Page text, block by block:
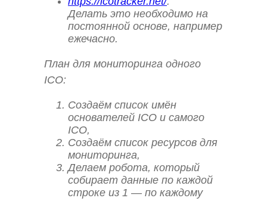
Делать это необходимо на
постоянной основе, например
ежечасно.
План для мониторинга одного
ICO:
Создаём список имён
основателей ICO и самого
ICO,
Создаём список ресурсов для
мониторинга,
Делаем робота, который
собирает данные по каждой
строке из 1 — по каждому